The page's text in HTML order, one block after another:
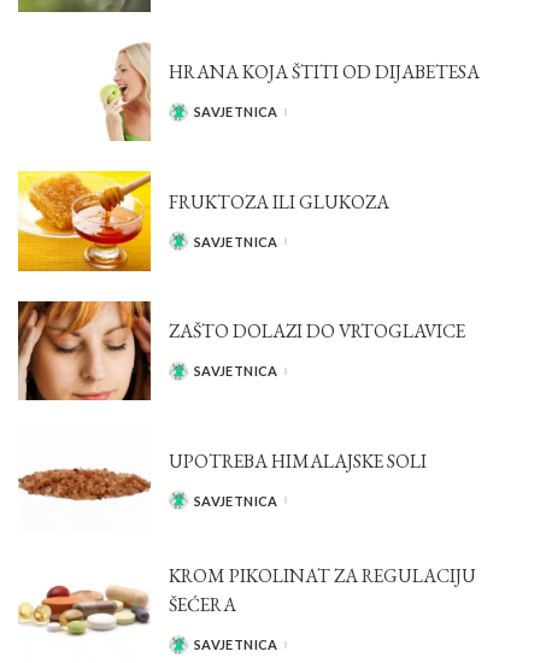
HRANA KOJA ŠTITI OD DIJABETESA
POSTED
SAVJETNICA
FRUKTOZA ILI GLUKOZA
POSTED
SAVJETNICA
ZAŠTO DOLAZI DO VRTOGLAVICE
POSTED
SAVJETNICA
UPOTREBA HIMALAJSKE SOLI
POSTED
SAVJETNICA
KROM PIKOLINAT ZA REGULACIJU
ŠEĆERA
POSTED
SAVJETNICA